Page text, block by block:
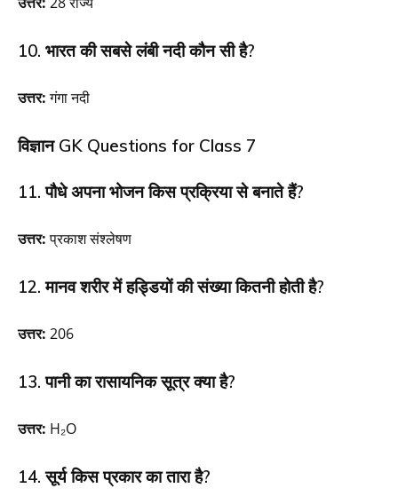
10. भारत की सबसे लंबी नदी कौन सी है?
उत्तर:गंगा नदी
विज्ञान GK Questions for Class 7
11. पौधे अपना भोजन किस प्रक्रिया से बनाते हैं?
उत्तर:प्रकाश संश्लेषण
12. मानव शरीर में हड्डियों की संख्या कितनी होती है?
उत्तर: 206
13. पानी का रासायनिक सूत्र क्या है?
उत्तर: H₂O
14. सूर्य किस प्रकार का तारा है?